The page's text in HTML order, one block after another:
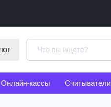
Онлайн-кассы Считыватели